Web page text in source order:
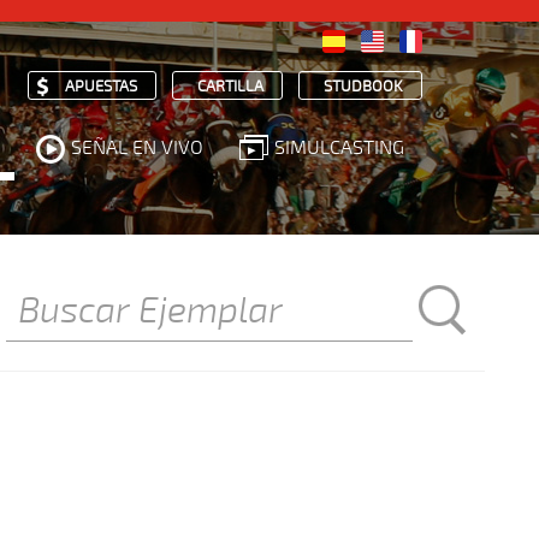
APUESTAS CARTILLA STUDBOOK
SEÑAL EN VIVO SIMULCASTING